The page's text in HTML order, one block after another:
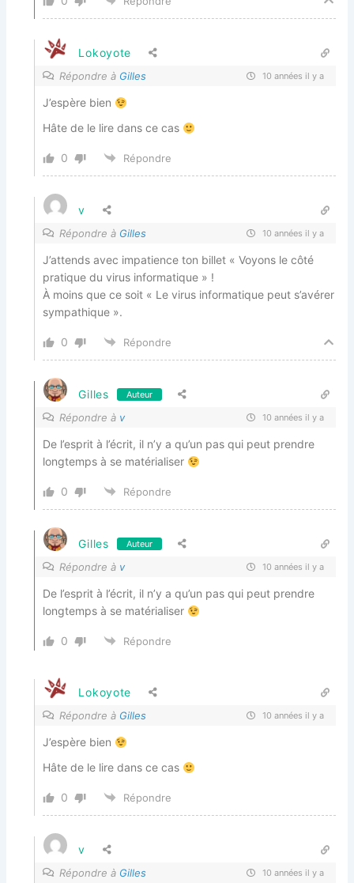
Lokoyote
Répondre à Gilles 10 années il y a
J’espère bien
Hâte de le lire dans ce cas
0 Répondre
v
Répondre à Gilles 10 années il y a
J’attends avec impatience ton billet « Voyons le côté
pratique du virus informatique » !
À moins que ce soit « Le virus informatique peut s’avérer
sympathique ».
0 Répondre
Gilles Auteur
Répondre à v 10 années il y a
De l’esprit à l’écrit, il n’y a qu’un pas qui peut prendre
longtemps à se matérialiser
0 Répondre
Gilles Auteur
Répondre à v 10 années il y a
De l’esprit à l’écrit, il n’y a qu’un pas qui peut prendre
longtemps à se matérialiser
0 Répondre
Lokoyote
Répondre à Gilles 10 années il y a
J’espère bien
Hâte de le lire dans ce cas
0 Répondre
v
Répondre à Gilles 10 années il y a